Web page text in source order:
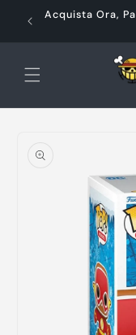
direttamente
Acquista Ora,
informazioni
sul prodotto